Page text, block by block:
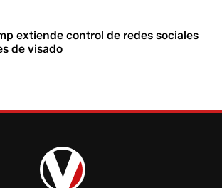
extiende control de redes sociales
de visado